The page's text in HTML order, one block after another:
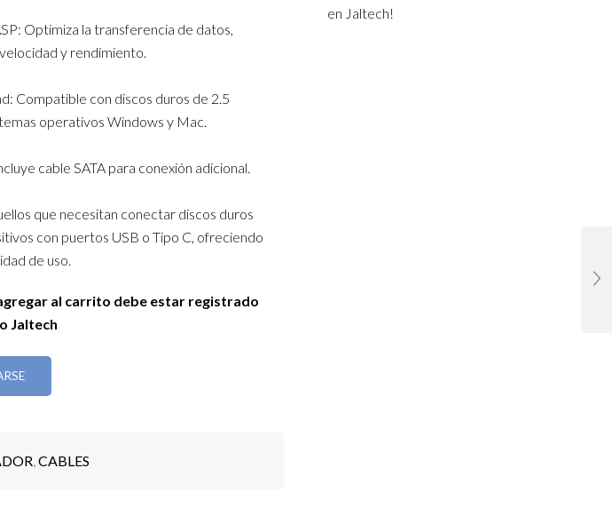
en Jaltech!
Optimiza la transferencia de datos,
y rendimiento.
Compatible con discos duros de 2.5
operativos Windows y Mac.
cable SATA para conexión adicional.
que necesitan conectar discos duros
con puertos USB o Tipo C, ofreciendo
de uso.
al carrito debe estar registrado
Jaltech
,CABLES